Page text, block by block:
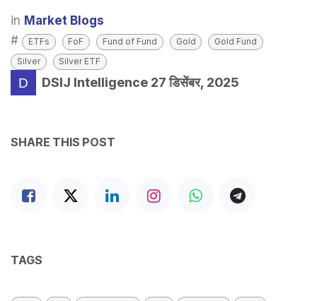
in Market Blogs
#
ETFs FoF Fund of Fund Gold
Gold Fund
Silver
Silver ETF
DSIJ Intelligence 27 डिसेंबर, 2025
SHARE THIS POST
TAGS